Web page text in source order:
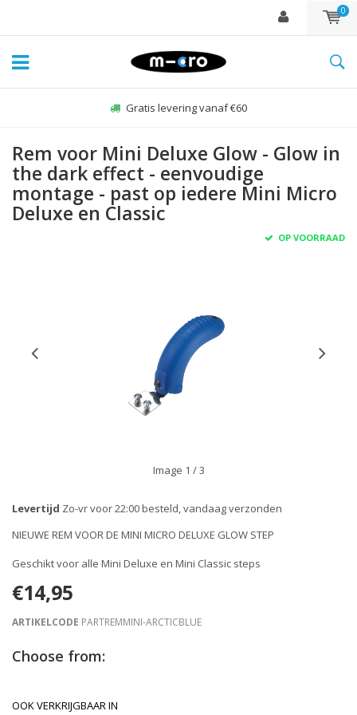
0
Zo-vr voor 22:00 besteld, zelfde dag verzonden*
Rem voor Mini Deluxe Glow - Glow in
the dark effect - eenvoudige
montage - past op iedere Mini Micro
Deluxe en Classic
OP VOORRAAD
Image 1 / 3
Levertijd Zo-vr voor 22:00 besteld, vandaag verzonden
NIEUWE REM VOOR DE MINI MICRO DELUXE GLOW STEP
Geschikt voor alle Mini Deluxe en Mini Classic steps
€14,95
ARTIKELCODE PARTREMMINI-ARCTICBLUE
Choose from:
OOK VERKRIJGBAAR IN